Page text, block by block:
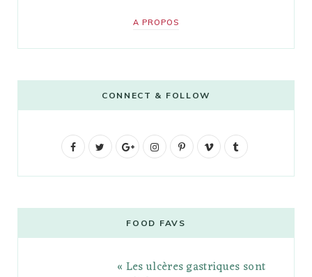
A PROPOS
CONNECT & FOLLOW
F
b
t
G
g
l
e
I
t
a
g
P
e
r
V
o
l
r
FOOD FAVS
« Les ulcères gastriques sont